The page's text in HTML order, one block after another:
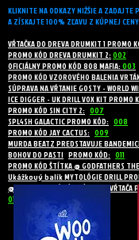
KLIKNITE NA ODKAZY NIŽŠIEA ZADAJTE
A ZÍSKAJTE 100% ZĽAVU Z KÚPNEJ
VŔTAČKA DO DREVA DRUMKIT 1 PROMO
PROMO KÓD DREVA DRUMKIT 2: 002
OFICIÁLNY PROMO KÓD 808 MAFIA: 003
PROMO KÓD VZOROVÉHO BALENIA
SÚPRAVA NA VŔTANIE GOSTY - WORLD
ICE DIGGER - UK DRILL VOX KIT PROMO
PROMO KÓD SIN CITY 2: 007
SPL4SH GALACTIC PROMO KÓD: 008
PROMO KÓD JAY CACTUS: 009
MURDA BEATZ PREDSTAVUJE
BOHOV DO PASTI PROMO KÓD: 011
PROMO KÓD ŠTÍTKA @ GODFATHERS
Ukážkový balík MYTOLÓGIE DRILL
@K9Z - AKCIOVÝ KÓD SÚPRAVY
014